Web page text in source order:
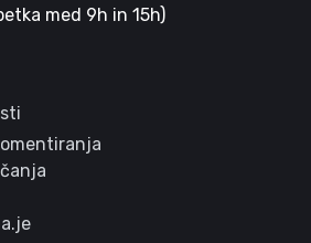
med 9h in 15h)